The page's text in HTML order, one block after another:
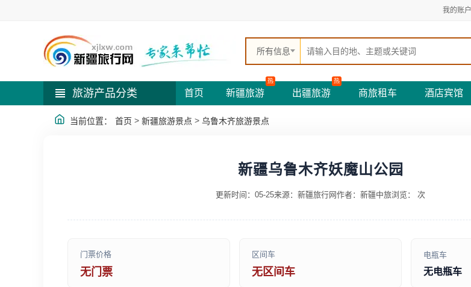
我的账户
所有信息
旅游产品分类 首页 新疆旅游
热
出疆旅游
热
商旅租车 酒店宾馆
当前位置： 首页 > 新疆旅游景点 > 乌鲁木齐旅游景点
新疆乌鲁木齐妖魔山公园
更新时间：05-25来源：新疆旅行网作者：新疆中旅浏览： 次
门票价格
无门票
区间车
无区间车
电瓶车
无电瓶车